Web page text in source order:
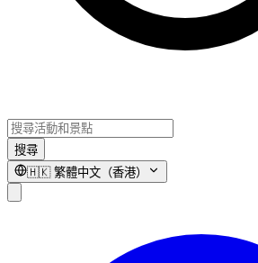
搜尋
🇭🇰 繁體中文（香港）